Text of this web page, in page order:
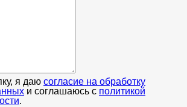
я даю согласие на обработку
и соглашаюсь с политикой
.